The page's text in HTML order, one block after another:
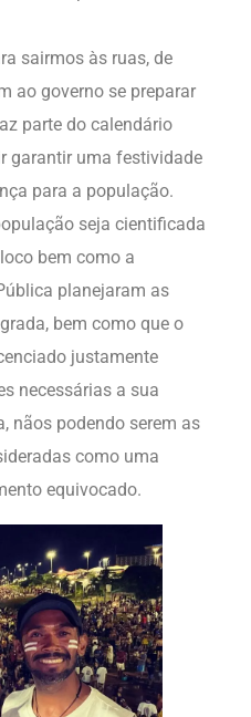
sairmos às ruas, de
ao governo se preparar
parte do calendário
garantir uma festividade
para a população.
seja cientificada
bem como a
planejaram as
bem como que o
justamente
necessárias a sua
nãos podendo serem as
como uma
equivocado.